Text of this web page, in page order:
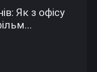
Як з офісу